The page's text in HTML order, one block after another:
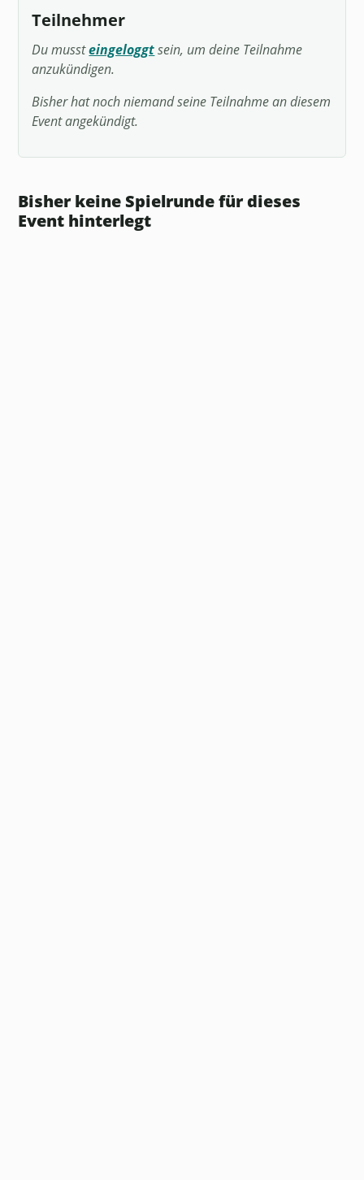
Teilnehmer
Du mussteingeloggtsein, um deine Teilnahme
anzukündigen.
Bisher hat noch niemand seine Teilnahme an diesem
Event angekündigt.
Bisher keine Spielrunde für dieses
Event hinterlegt